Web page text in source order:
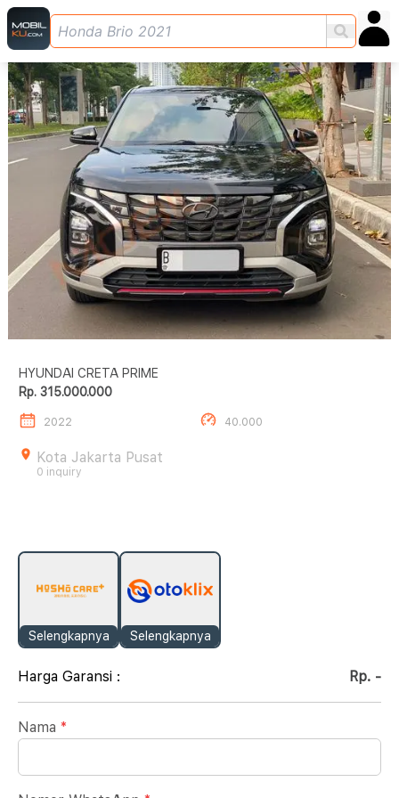
HYUNDAI CRETA PRIME
Rp. 315.000.000
2022 40.000
Kota Jakarta Pusat
0 inquiry
Selengkapnya Selengkapnya
Harga Garansi : Rp. -
Nama *